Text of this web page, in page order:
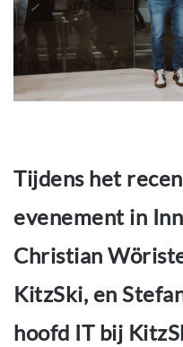
Tijdens het
evenement in
Christian
KitzSki, en
hoofd IT bij